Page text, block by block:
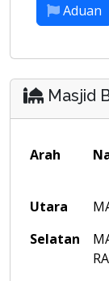
Aduan
Masjid
Arah
Utara
Selatan